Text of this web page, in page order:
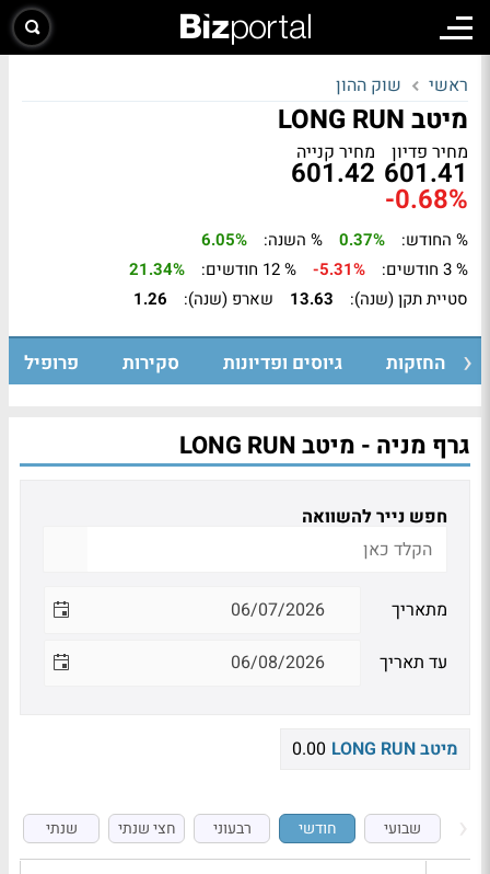
ראשי שוק ההון
מיטב LONG RUN
מחיר פדיון
601.41
מחיר קנייה
601.42
-0.68%
% החודש: 0.37% % השנה:
6.05%
% 3 חודשים:
-5.31% % 12 חודשים:
21.34%
סטיית תקן (שנה):
13.63 שארפ (שנה): 1.26
החזקות גיוסים ופדיונות סקירות פרופיל
גרף מניה - מיטב LONG RUN
חפש נייר להשוואה
מתאריך
עד תאריך
מיטב LONG RUN 0.00
שבועי חודשי רבעוני חצי שנתי שנתי